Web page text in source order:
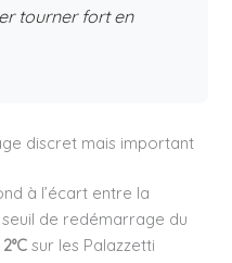
tourner fort en
discret mais important
à l’écart entre la
de redémarrage du
2°C sur les Palazzetti